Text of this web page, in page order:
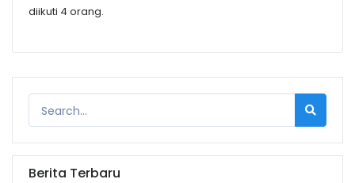
diikuti 4 orang.
Berita Terbaru